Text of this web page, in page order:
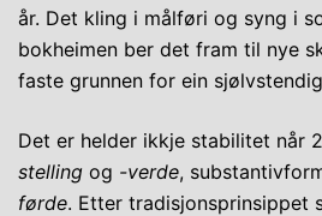
år. Det kling i målføri og syng i
bokheimen ber det fram til nye
faste grunnen for ein
Det er helder ikkje stabilitet når
stelling og -verde,
førde. Etter tradisjonsprinsippet